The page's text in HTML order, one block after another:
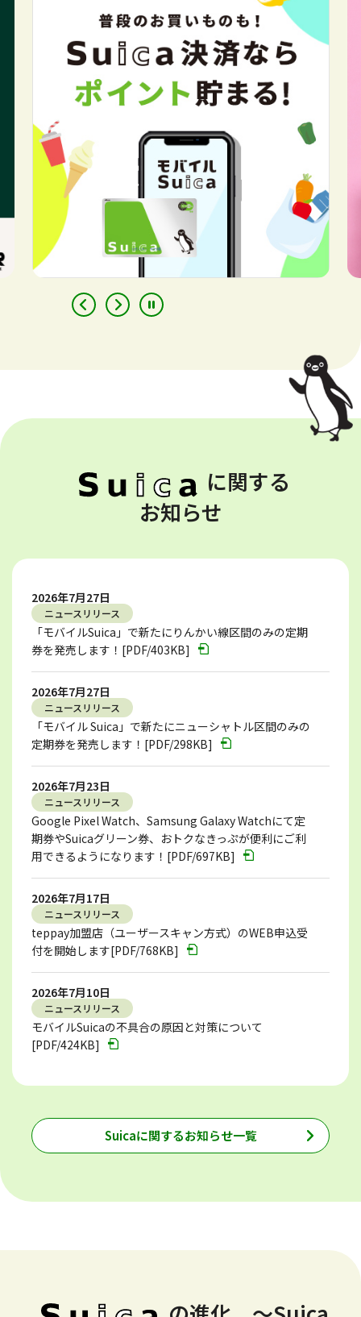
に関する
お知らせ
2026年7月27日
ニュースリリース
「モバイルSuica」で新たにりんかい線区間のみの定期
券を発売します！[PDF/403KB]
2026年7月27日
ニュースリリース
「モバイル Suica」で新たにニューシャトル区間のみの
定期券を発売します！[PDF/298KB]
2026年7月23日
ニュースリリース
Google Pixel Watch、Samsung Galaxy Watchにて定
期券やSuicaグリーン券、おトクなきっぷが便利にご利
用できるようになります！[PDF/697KB]
2026年7月17日
ニュースリリース
teppay加盟店（ユーザースキャン方式）のWEB申込受
付を開始します[PDF/768KB]
2026年7月10日
ニュースリリース
モバイルSuicaの不具合の原因と対策について
[PDF/424KB]
Suicaに関するお知らせ一覧